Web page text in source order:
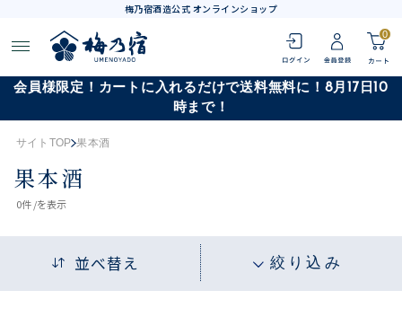
梅乃宿酒造公式 オンラインショップ
0
会員様限定！カートに入れるだけで送料無料に！8月17日10
時まで！
サイトTOP 果本酒
果本酒
0件 /を表示
並べ替え 絞り込み